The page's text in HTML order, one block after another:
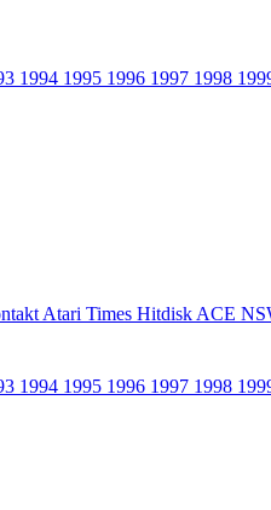
1994 1995 1996 1997 1998
Atari Times Hitdisk ACE
1994 1995 1996 1997 1998